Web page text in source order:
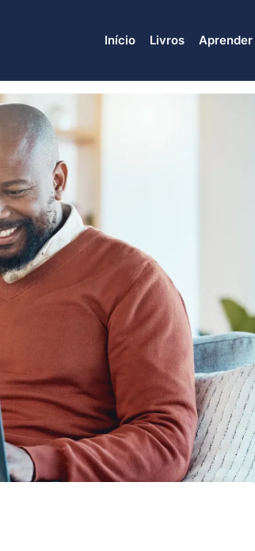
Início Livros Aprender